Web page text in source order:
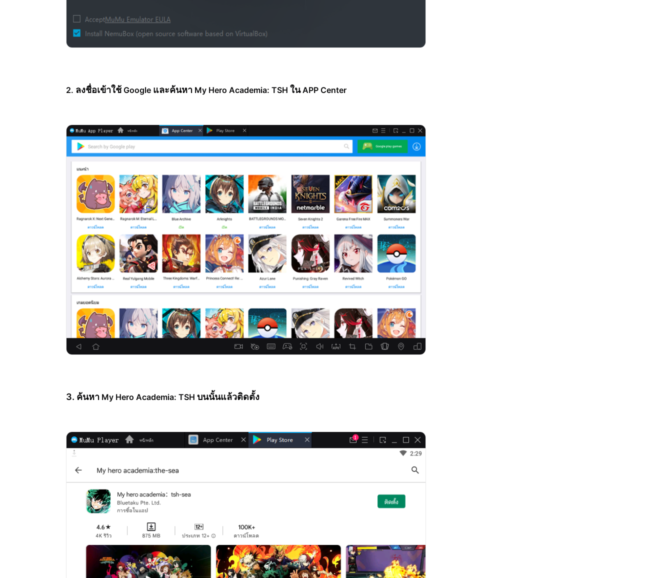
2. ลงชื่อเข้าใช้Googleและค้นหา My Hero Academia: TSH ในAPP Center
3. ค้นหา My Hero Academia: TSH บนนั้นแล้วติดตั้ง